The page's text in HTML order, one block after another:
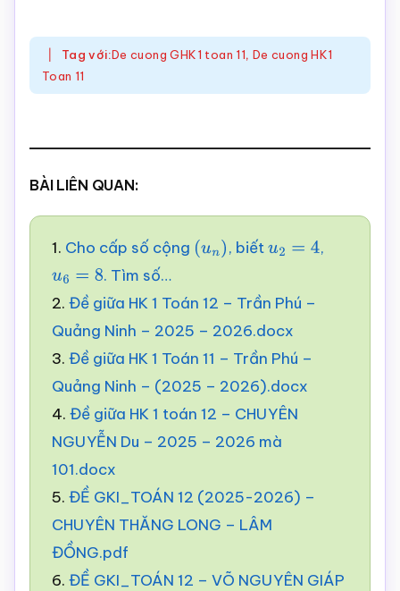
Tag với:De cuong GHK1 toan 11, De cuong HK1
Toan 11
BÀI LIÊN QUAN:
1. Cho cấp số cộng (un) , biếtu2 =4
,
u6 =8
. Tìm số…
2. Đề giữa HK 1 Toán 12 – Trần Phú –
Quảng Ninh – 2025 – 2026.docx
3. Đề giữa HK 1 Toán 11 – Trần Phú –
Quảng Ninh – (2025 – 2026).docx
4. Đề giữa HK 1 toán 12 – CHUYÊN
NGUYỄN Du – 2025 – 2026 mà
101.docx
5. ĐỀ GKI_TOÁN 12 (2025-2026) –
CHUYÊN THĂNG LONG – LÂM
ĐỒNG.pdf
6. ĐỀ GKI_TOÁN 12 – VÕ NGUYÊN GIÁP